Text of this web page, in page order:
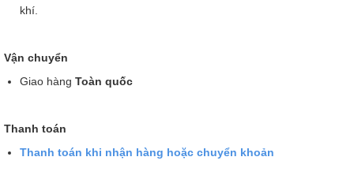
khí.
Vận chuyển
Giao hàng Toàn quốc
Thanh toán
Thanh toán khi nhận hàng hoặc chuyển khoản